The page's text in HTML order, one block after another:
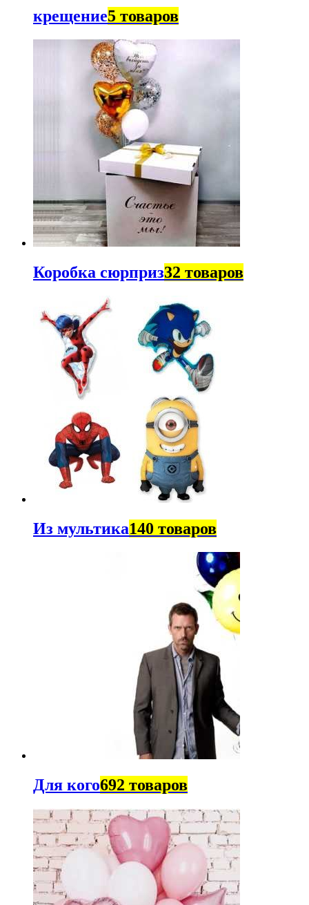
крещение5 товаров
Коробка сюрприз32 товаров
Из мультика140 товаров
Для кого692 товаров